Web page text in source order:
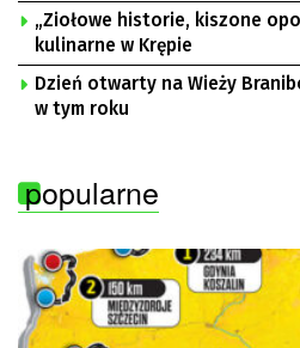
„Ziołowe historie, kiszone
kulinarne w Krępie
Dzień otwarty na Wieży
w tym roku
popularne